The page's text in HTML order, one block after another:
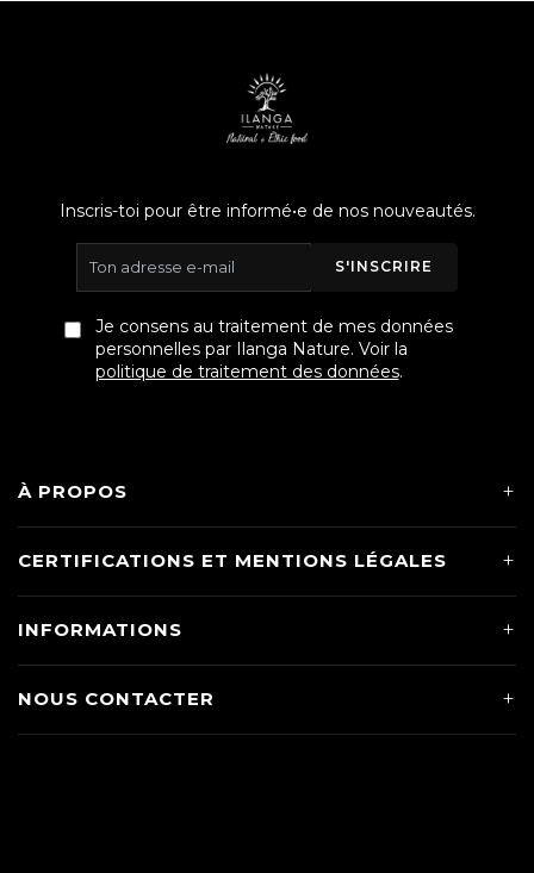
Inscris-toi pour être informé•e de nos nouveautés.
S'INSCRIRE
Je consens au traitement de mes données
personnelles par Ilanga Nature. Voir la
politique de traitement des données.
À PROPOS
CERTIFICATIONS ET MENTIONS LÉGALES
INFORMATIONS
NOUS CONTACTER